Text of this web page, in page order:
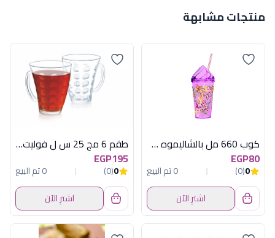
منتجات مشابهة
كوب 660 مل بالشاليموه موف هيريفين
EGP80
0
(0)
0 تم البيع
اشترِ الآن
طقم 6 مج 25 س ل فوليت لومينارك اماراتي
EGP195
0
(0)
0 تم البيع
اشترِ الآن